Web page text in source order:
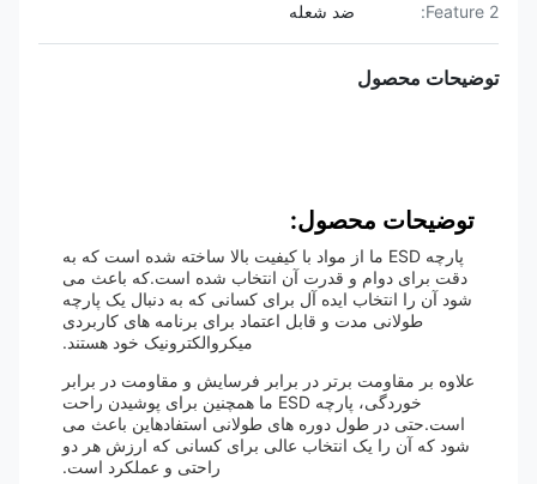
Feature 2:
ضد شعله
توضیحات محصول
توضیحات محصول:
پارچه ESD ما از مواد با کیفیت بالا ساخته شده است که به
دقت برای دوام و قدرت آن انتخاب شده است.که باعث می
شود آن را انتخاب ایده آل برای کسانی که به دنبال یک پارچه
طولانی مدت و قابل اعتماد برای برنامه های کاربردی
میکروالکترونیک خود هستند.
علاوه بر مقاومت برتر در برابر فرسایش و مقاومت در برابر
خوردگی، پارچه ESD ما همچنین برای پوشیدن راحت
است.حتی در طول دوره های طولانی استفادهاین باعث می
شود که آن را یک انتخاب عالی برای کسانی که ارزش هر دو
راحتی و عملکرد است.